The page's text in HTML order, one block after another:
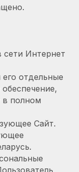
сети Интернет
отдельные
в полном
Сайт.